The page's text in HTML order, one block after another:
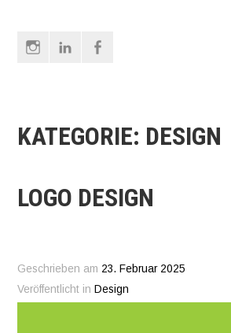
InstagramLinkedIn
KATEGORIE: DESIGN
LOGO DESIGN
Geschrieben am 23. Februar 2025
Veröffentlicht in Design